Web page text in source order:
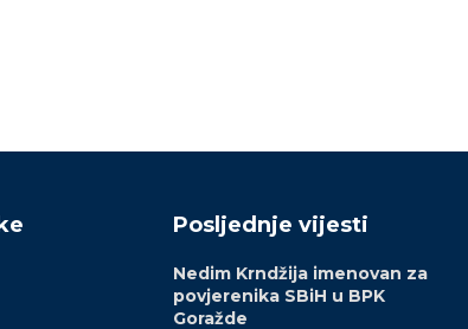
Posljednje vijesti
Nedim Krndžija imenovan za
povjerenika SBiH u BPK
Goražde